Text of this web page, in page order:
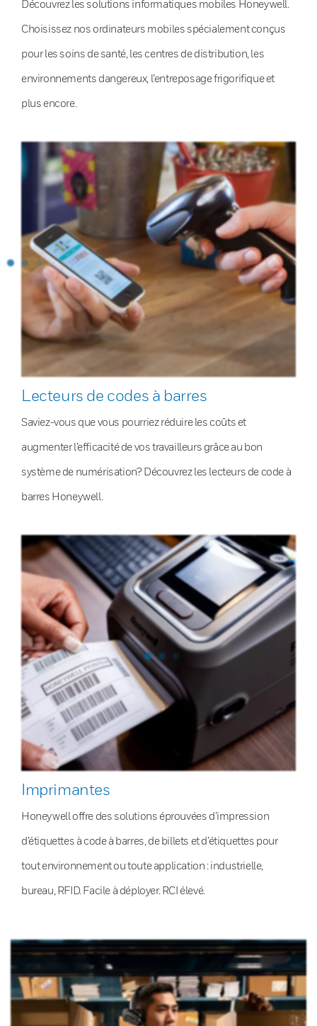
Découvrez les solutions informatiques mobiles Honeywell.
Choisissez nos ordinateurs mobiles spécialement conçus
pour les soins de santé, les centres de distribution, les
environnements dangereux, l’entreposage frigorifique et
plus encore.
Lecteurs de codes à barres
Saviez-vous que vous pourriez réduire les coûts et
augmenter l’efficacité de vos travailleurs grâce au bon
système de numérisation? Découvrez les lecteurs de code à
barres Honeywell.
Imprimantes
Honeywell offre des solutions éprouvées d’impression
d’étiquettes à code à barres, de billets et d’étiquettes pour
tout environnement ou toute application : industrielle,
bureau, RFID. Facile à déployer. RCI élevé.